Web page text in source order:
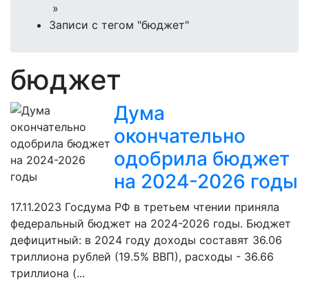
»
Записи с тегом "бюджет"
бюджет
Дума
окончательно
одобрила бюджет
на 2024-2026 годы
17.11.2023 Госдума РФ в третьем чтении приняла
федеральный бюджет на 2024-2026 годы. Бюджет
дефицитный: в 2024 году доходы составят 36.06
триллиона рублей (19.5% ВВП), расходы - 36.66
триллиона (...